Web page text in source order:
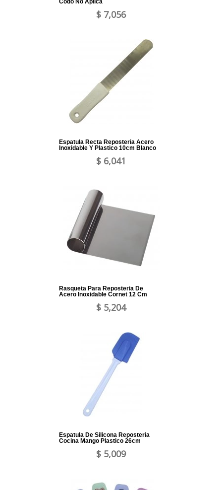
Codo No Aplica
$ 7,056
Espatula Recta Reposteria Acero
Inoxidable Y Plastico 10cm Blanco
$ 6,041
Rasqueta Para Reposteria De
Acero Inoxidable Cornet 12 Cm
$ 5,204
Espatula De Silicona Reposteria
Cocina Mango Plastico 26cm
$ 5,009